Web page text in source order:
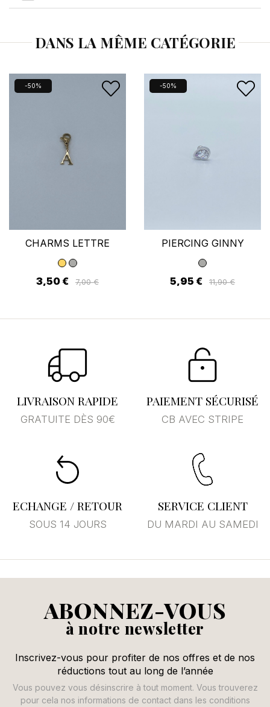
DANS LA MÊME CATÉGORIE
-50%
CHARMS LETTRE
3,50 € 7,00 €
-50%
PIERCING GINNY
5,95 € 11,90 €
LIVRAISON RAPIDE
GRATUITE DÈS 90€
PAIEMENT SÉCURISÉ
CB AVEC STRIPE
ECHANGE / RETOUR
SOUS 14 JOURS
SERVICE CLIENT
DU MARDI AU SAMEDI
ABONNEZ-VOUS
à notre newsletter
Inscrivez-vous pour profiter de nos offres et de nos
réductions tout au long de l’année
Vous pouvez vous désinscrire à tout moment. Vous trouverez
pour cela nos informations de contact dans les conditions
Vous devez être connecté pour enregistrer des
Annuler Se connecter